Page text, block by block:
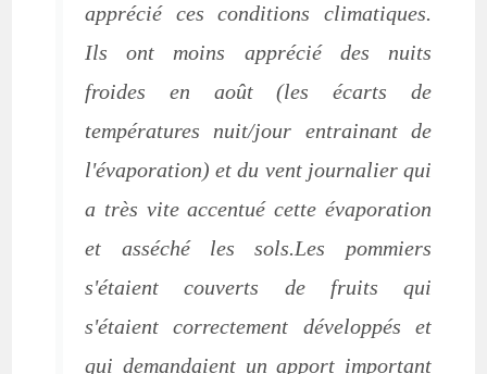
apprécié ces conditions climatiques.
Ils ont moins apprécié des nuits
froides en août (les écarts de
températures nuit/jour entrainant de
l'évaporation) et du vent journalier qui
a très vite accentué cette évaporation
et asséché les sols.Les pommiers
s'étaient couverts de fruits qui
s'étaient correctement développés et
qui demandaient un apport important